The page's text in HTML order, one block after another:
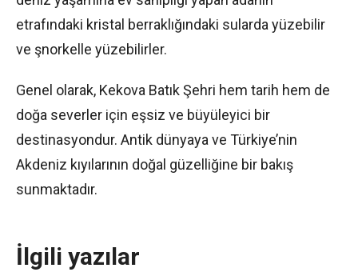
etrafındaki kristal berraklığındaki sularda yüzebilir
ve şnorkelle yüzebilirler.
Genel olarak, Kekova Batık Şehri hem tarih hem de
doğa severler için eşsiz ve büyüleyici bir
destinasyondur. Antik dünyaya ve Türkiye’nin
Akdeniz kıyılarının doğal güzelliğine bir bakış
sunmaktadır.
İlgili yazılar